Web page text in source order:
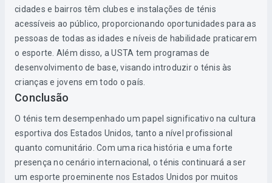
cidades e bairros têm clubes e instalações de ténis
acessíveis ao público, proporcionando oportunidades para as
pessoas de todas as idades e níveis de habilidade praticarem
o esporte. Além disso, a USTA tem programas de
desenvolvimento de base, visando introduzir o ténis às
crianças e jovens em todo o país.
Conclusão
O ténis tem desempenhado um papel significativo na cultura
esportiva dos Estados Unidos, tanto a nível profissional
quanto comunitário. Com uma rica história e uma forte
presença no cenário internacional, o ténis continuará a ser
um esporte proeminente nos Estados Unidos por muitos